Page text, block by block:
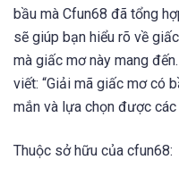
bầu mà Cfun68 đã tổng
sẽ giúp bạn hiểu rõ về
mà giấc mơ này mang
viết: “Giải mã giấc mơ có
mắn và lựa chọn được
Thuộc sở hữu của cfun68: